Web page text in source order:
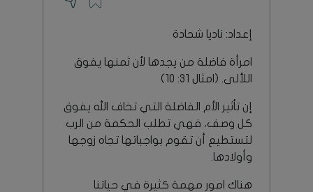
إعداد: ناديا شحادة
امرأة فاضلة من يجدها لأن ثمنها يفوق
اللألى. (امثال 31: 10)
إن تأثير الأم الفاضلة التي تخاف الله يفوق
كل وصف، فهي تطلب الحكمة من الرب
لتستطيع أن تقوم بواجباتها تجاه زوجها
وأولادها.
هناك امور مهمة كثيرة في حياتنا